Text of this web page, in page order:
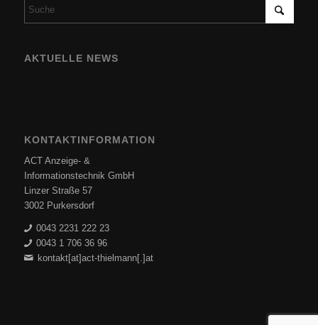
AKTUELLE NEWS
KONTAKTINFORMATION
ACT Anzeige- &
Informationstechnik GmbH
Linzer Straße 57
3002 Purkersdorf
0043 2231 222 23
0043 1 706 36 96
kontakt[at]act-thielmann[.]at